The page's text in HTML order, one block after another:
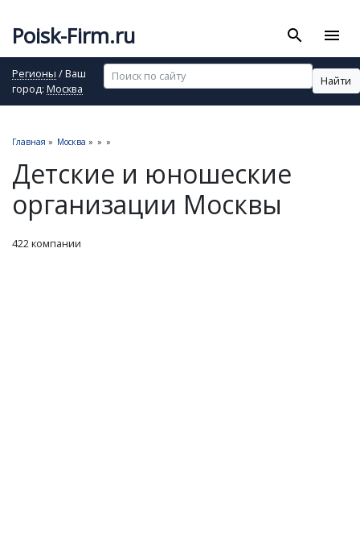
Poisk-Firm.ru search menu
Регионы / Ваш
город: Москва
Найти
Главная » Москва » » »
Детские и юношеские
организации Москвы
422 компании